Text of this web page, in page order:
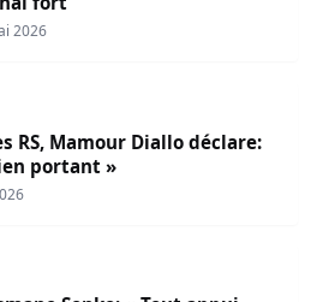
2026
RS, Mamour Diallo déclare:
portant »